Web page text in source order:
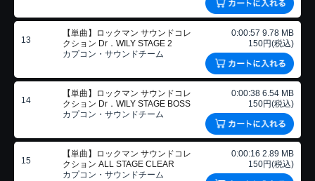
13
【単曲】ロックマン サウンドコレ
クション Dr．WILY STAGE 2
カプコン・サウンドチーム
0:00:57 9.78 MB
150円(税込)
14
【単曲】ロックマン サウンドコレ
クション Dr．WILY STAGE BOSS
カプコン・サウンドチーム
0:00:38 6.54 MB
150円(税込)
15
【単曲】ロックマン サウンドコレ
クション ALL STAGE CLEAR
カプコン・サウンドチーム
0:00:16 2.89 MB
150円(税込)